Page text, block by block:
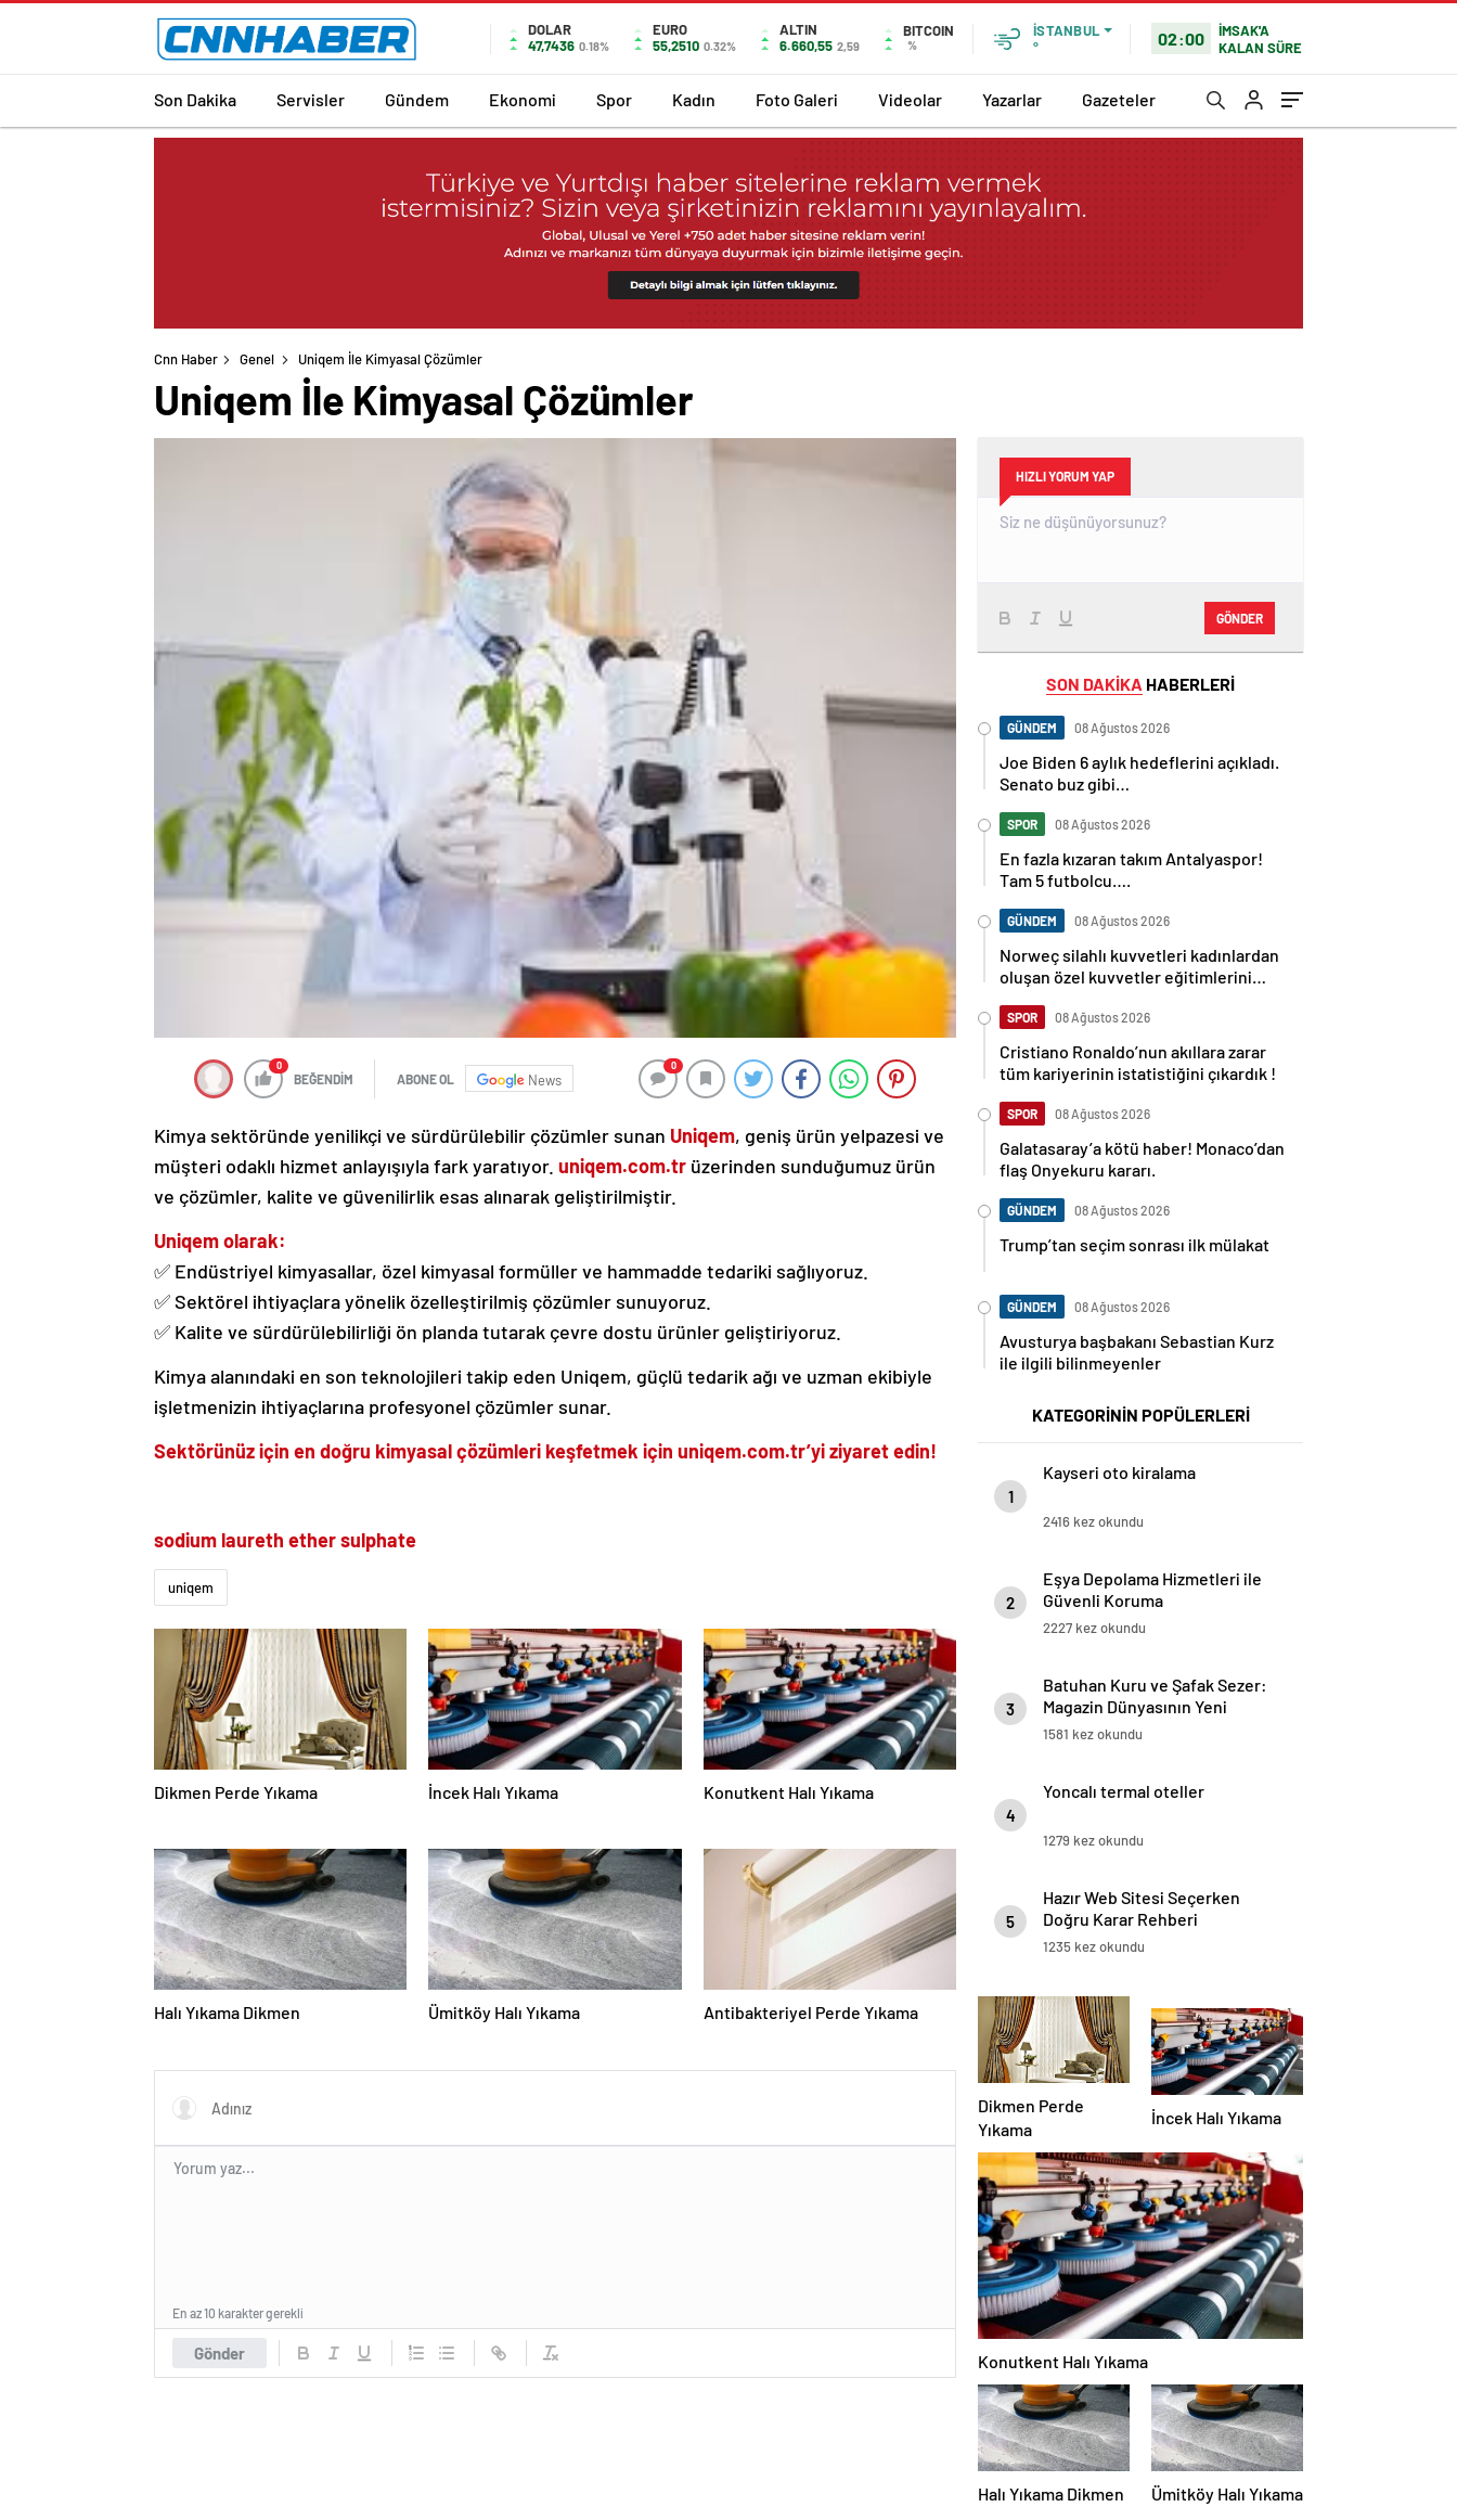
DOLAR
47,7436 0.18%
EURO
55,2510 0.32%
ALTIN
6.660,55 2,59
BITCOIN
%
İSTANBUL
°
02:00
İMSAK'A
KALAN SÜRE
Son Dakika Servisler Gündem Ekonomi Spor Kadın Foto Galeri Videolar Yazarlar Gazeteler
Cnn Haber Genel Uniqem İle Kimyasal Çözümler
Uniqem İle Kimyasal Çözümler
0
BEĞENDİM ABONE OL News
0
Kimya sektöründe yenilikçi ve sürdürülebilir çözümler sunan Uniqem, geniş ürün yelpazesi ve
müşteri odaklı hizmet anlayışıyla fark yaratıyor. uniqem.com.tr üzerinden sunduğumuz ürün
ve çözümler, kalite ve güvenilirlik esas alınarak geliştirilmiştir.
Uniqem olarak:
✅ Endüstriyel kimyasallar, özel kimyasal formüller ve hammadde tedariki sağlıyoruz.
✅ Sektörel ihtiyaçlara yönelik özelleştirilmiş çözümler sunuyoruz.
✅ Kalite ve sürdürülebilirliği ön planda tutarak çevre dostu ürünler geliştiriyoruz.
Kimya alanındaki en son teknolojileri takip eden Uniqem, güçlü tedarik ağı ve uzman ekibiyle
işletmenizin ihtiyaçlarına profesyonel çözümler sunar.
Sektörünüz için en doğru kimyasal çözümleri keşfetmek için uniqem.com.tr’yi ziyaret edin!
sodium laureth ether sulphate
uniqem
Dikmen Perde Yıkama İncek Halı Yıkama Konutkent Halı Yıkama
Halı Yıkama Dikmen Ümitköy Halı Yıkama Antibakteriyel Perde Yıkama
Gönder
En az 10 karakter gerekli
HIZLI YORUM YAP
GÖNDER
SON DAKİKA HABERLERİ
GÜNDEM 08 Ağustos 2026
Joe Biden 6 aylık hedeflerini açıkladı.
Senato buz gibi…
SPOR 08 Ağustos 2026
En fazla kızaran takım Antalyaspor!
Tam 5 futbolcu….
GÜNDEM 08 Ağustos 2026
Norweç silahlı kuvvetleri kadınlardan
oluşan özel kuvvetler eğitimlerini
SPOR 08 Ağustos 2026
Cristiano Ronaldo’nun akıllara zarar
tüm kariyerinin istatistiğini çıkardık !
SPOR 08 Ağustos 2026
Galatasaray’a kötü haber! Monaco’dan
flaş Onyekuru kararı.
GÜNDEM 08 Ağustos 2026
Trump’tan seçim sonrası ilk mülakat
GÜNDEM 08 Ağustos 2026
Avusturya başbakanı Sebastian Kurz
ile ilgili bilinmeyenler
KATEGORİNİN POPÜLERLERİ
1
Kayseri oto kiralama
2416 kez okundu
2
Eşya Depolama Hizmetleri ile
Güvenli Koruma
2227 kez okundu
3
Batuhan Kuru ve Şafak Sezer:
Magazin Dünyasının Yeni
“Dynamic Duo”su!
1581 kez okundu
4
Yoncalı termal oteller
1279 kez okundu
5
Hazır Web Sitesi Seçerken
Doğru Karar Rehberi
1235 kez okundu
Dikmen Perde
Yıkama
İncek Halı Yıkama
Konutkent Halı Yıkama
Halı Yıkama Dikmen Ümitköy Halı Yıkama